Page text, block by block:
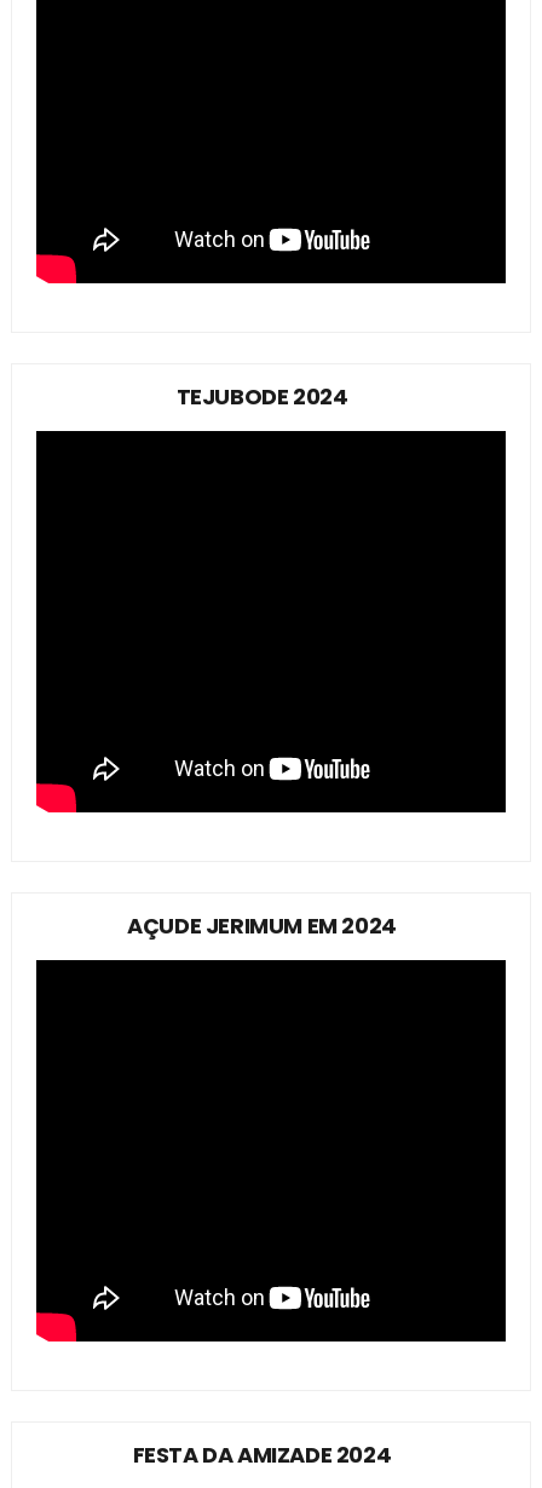
TEJUBODE 2024
AÇUDE JERIMUM EM 2024
FESTA DA AMIZADE 2024